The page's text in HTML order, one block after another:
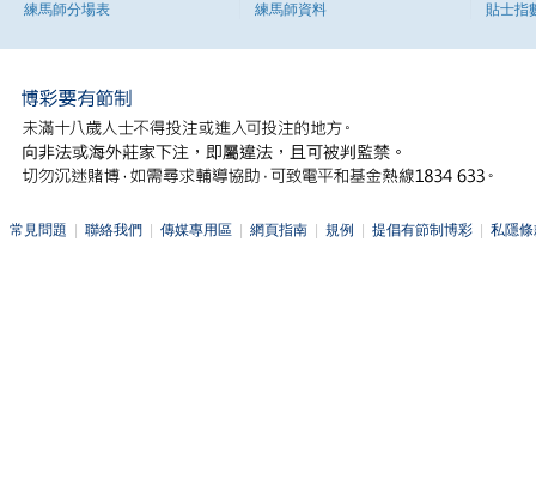
練馬師分場表
練馬師資料
貼士指
常見問題 聯絡我們 傳媒專用區 網頁指南 規例 提倡有節制博彩 私隱